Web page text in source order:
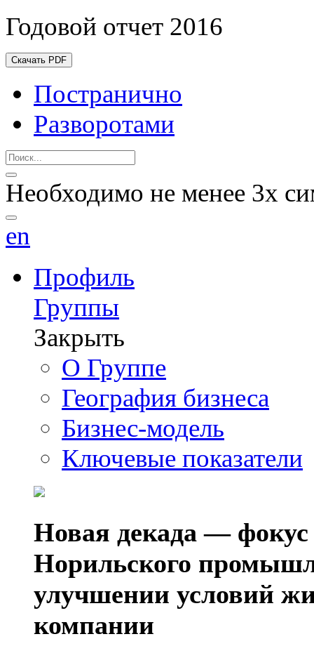
Годовой отчет 2016
Скачать PDF
Постранично
Разворотами
Необходимо не менее 3х
en
Профиль
Группы
Закрыть
О Группе
География бизнеса
Бизнес-модель
Ключевые показатели
Новая декада — фокус
Норильского
улучшении условий
компании